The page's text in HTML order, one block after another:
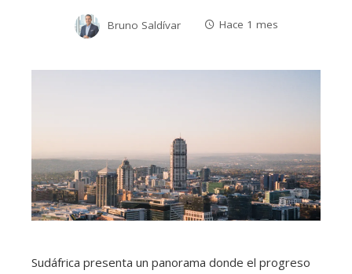
Bruno Saldívar Hace 1 mes
Sudáfrica presenta un panorama donde el progreso